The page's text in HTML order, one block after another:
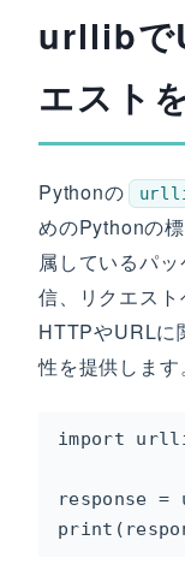
urllibで
エスト
Pythonの
めのPythonの
属しているパ
信、リクエスト
HTTPやURLに
性を提供します。
import
response